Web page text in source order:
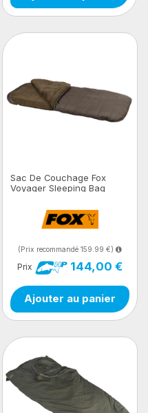
Sac De Couchage Fox
Voyager Sleeping Bag
(Prix recommandé 159.99 €)
Prix 144,00 €
Ajouter au panier